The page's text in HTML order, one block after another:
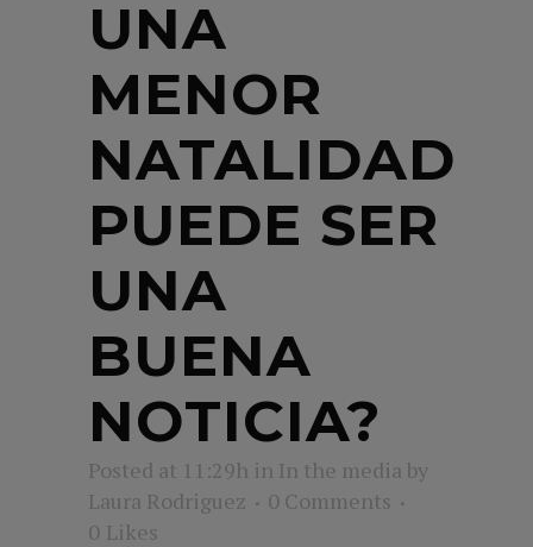
UNA
MENOR
NATALIDAD
PUEDE SER
UNA
BUENA
NOTICIA?
Posted at 11:29h in In the media by
Laura Rodriguez
0 Comments
0 Likes